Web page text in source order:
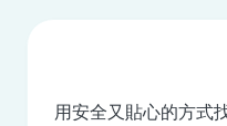
用安全又貼心的方式